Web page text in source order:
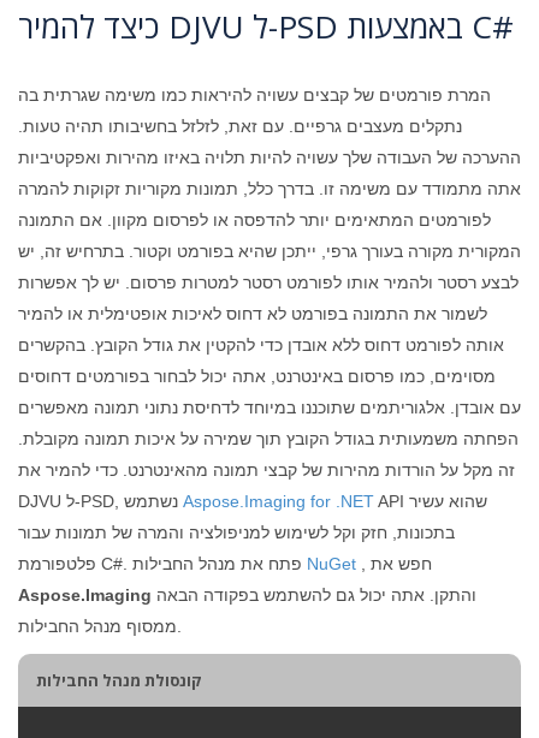
כיצד להמיר DJVU ל-PSD באמצעות C#
המרת פורמטים של קבצים עשויה להיראות כמו משימה שגרתית בה
נתקלים מעצבים גרפיים. עם זאת, לזלזל בחשיבותו תהיה טעות.
ההערכה של העבודה שלך עשויה להיות תלויה באיזו מהירות ואפקטיביות
אתה מתמודד עם משימה זו. בדרך כלל, תמונות מקוריות זקוקות להמרה
לפורמטים המתאימים יותר להדפסה או לפרסום מקוון. אם התמונה
המקורית מקורה בעורך גרפי, ייתכן שהיא בפורמט וקטור. בתרחיש זה, יש
לבצע רסטר ולהמיר אותו לפורמט רסטר למטרות פרסום. יש לך אפשרות
לשמור את התמונה בפורמט לא דחוס לאיכות אופטימלית או להמיר
אותה לפורמט דחוס ללא אובדן כדי להקטין את גודל הקובץ. בהקשרים
מסוימים, כמו פרסום באינטרנט, אתה יכול לבחור בפורמטים דחוסים
עם אובדן. אלגוריתמים שתוכננו במיוחד לדחיסת נתוני תמונה מאפשרים
הפחתה משמעותית בגודל הקובץ תוך שמירה על איכות תמונה מקובלת.
זה מקל על הורדות מהירות של קבצי תמונה מהאינטרנט. כדי להמיר את
Aspose.Imaging for .NETAPI שהוא עשיר
בתכונות, חזק וקל לשימוש למניפולציה והמרה של תמונות עבור
NuGet
, חפש את
Aspose.Imaging
קונסולת מנהל החבילות